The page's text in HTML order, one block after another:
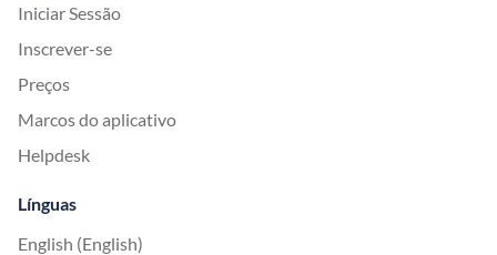
Iniciar Sessão
Inscrever-se
Preços
Marcos do aplicativo
Helpdesk
Línguas
English (English)